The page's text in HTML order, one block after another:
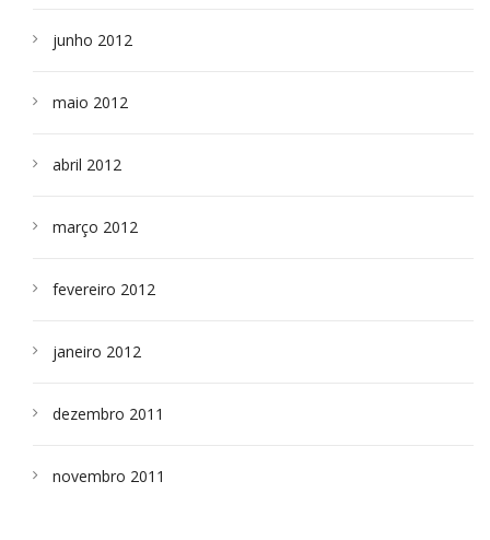
junho 2012
maio 2012
abril 2012
março 2012
fevereiro 2012
janeiro 2012
dezembro 2011
novembro 2011